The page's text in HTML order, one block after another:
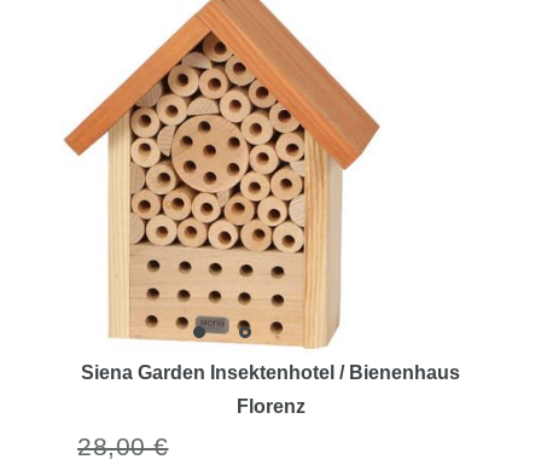
Siena Garden Insektenhotel / Bienenhaus
Florenz
28,00 €